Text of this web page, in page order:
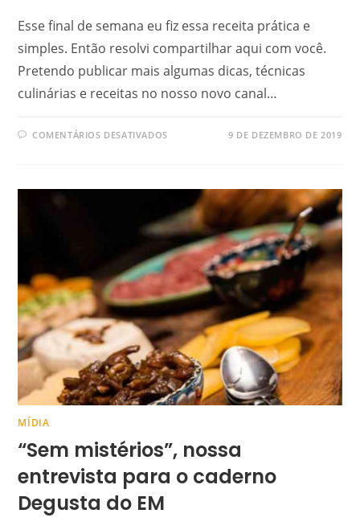
Esse final de semana eu fiz essa receita prática e
simples. Então resolvi compartilhar aqui com você.
Pretendo publicar mais algumas dicas, técnicas
culinárias e receitas no nosso novo canal…
COMENTÁRIOS DESATIVADOS 9 DE DEZEMBRO DE 2019
MÍDIA
“Sem mistérios”, nossa
entrevista para o caderno
Degusta do EM